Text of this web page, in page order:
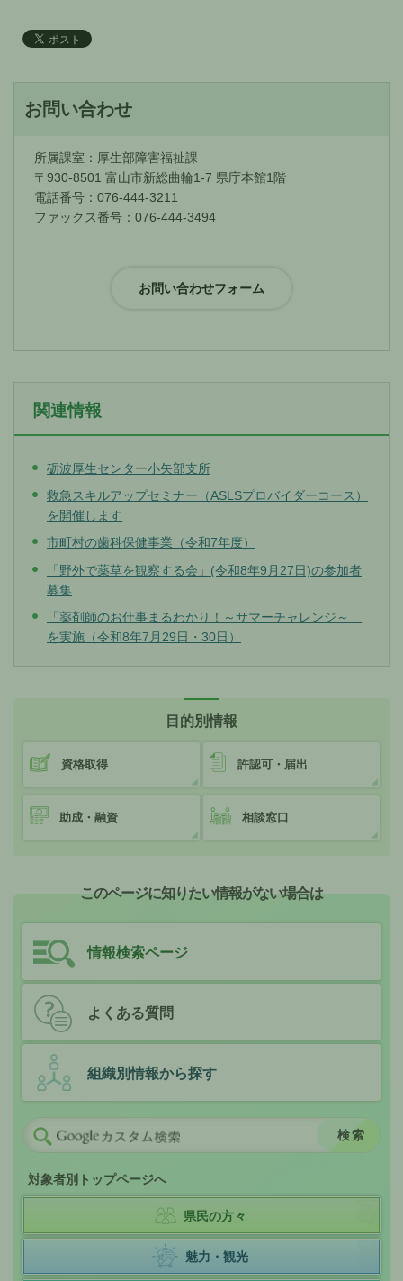
お問い合わせ
所属課室：厚生部障害福祉課
〒930-8501 富山市新総曲輪1-7 県庁本館1階
電話番号：076-444-3211
ファックス番号：076-444-3494
関連情報
砺波厚生センター小矢部支所
救急スキルアップセミナー（ASLSプロバイダーコース）
を開催します
市町村の歯科保健事業（令和7年度）
「野外で薬草を観察する会」(令和8年9月27日)の参加者
募集
「薬剤師のお仕事まるわかり！～サマーチャレンジ～」
を実施（令和8年7月29日・30日）
目的別情報
資格取得 許認可・届出
助成・融資 相談窓口
このページに知りたい情報がない場合は
情報検索ページ
よくある質問
組織別情報から探す
対象者別トップページへ
県民の方々
魅力・観光